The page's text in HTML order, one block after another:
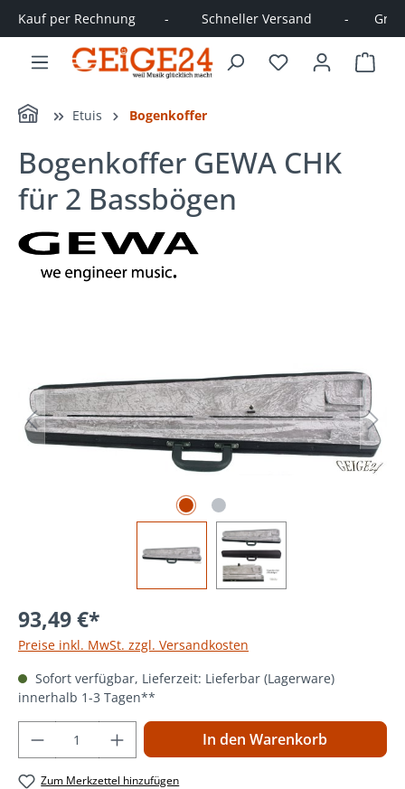
springen
Kauf per Rechnung        -         Schneller Versand         -
Home Etuis Bogenkoffer
Bogenkoffer GEWA CHK
für 2 Bassbögen
93,49 €*
Preise inkl. MwSt. zzgl. Versandkosten
Sofort verfügbar, Lieferzeit: Lieferbar (Lagerware)
innerhalb 1-3 Tagen**
Produkt Anzahl: Gib den gewünschten
In den Warenkorb
Zum Merkzettel hinzufügen